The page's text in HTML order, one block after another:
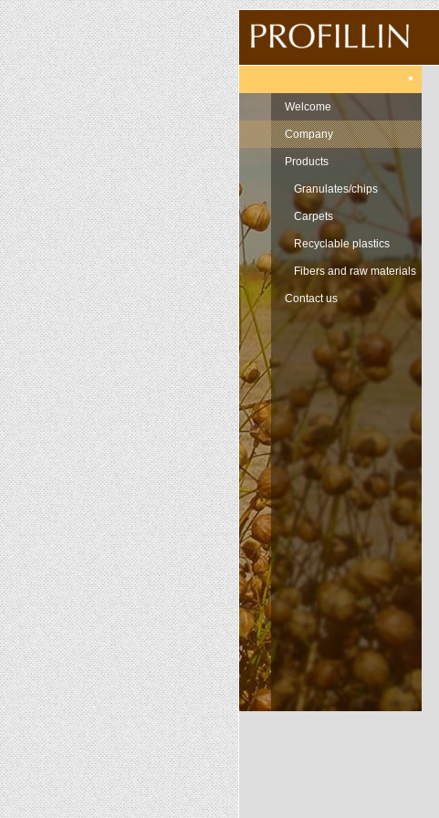
Welcome
Company
Products
Granulates/chips
Carpets
Recyclable plastics
Fibers and raw materials
Contact us